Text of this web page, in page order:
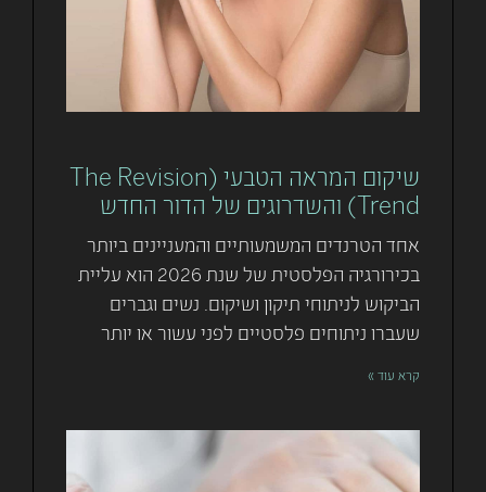
שיקום המראה הטבעי (The Revision
Trend) והשדרוגים של הדור החדש
אחד הטרנדים המשמעותיים והמעניינים ביותר
בכירורגיה הפלסטית של שנת 2026 הוא עליית
הביקוש לניתוחי תיקון ושיקום. נשים וגברים
שעברו ניתוחים פלסטיים לפני עשור או יותר
קרא עוד »